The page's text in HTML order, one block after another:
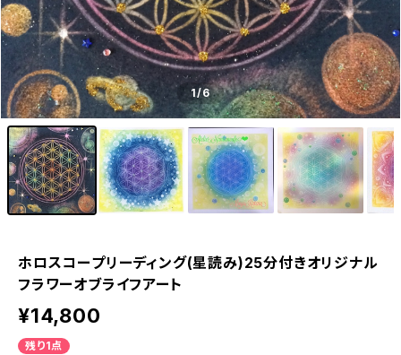
1/6
ホロスコープリーディング(星読み)25分付きオリジナル
フラワーオブライフアート
¥14,800
残り1点